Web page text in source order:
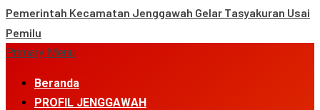
Pemerintah Kecamatan Jenggawah Gelar Tasyakuran Usai
Pemilu
Primary Menu
Beranda
PROFIL JENGGAWAH